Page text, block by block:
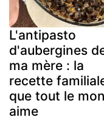
L'antipasto
d'aubergines
ma mère : la
recette
que tout le
aime